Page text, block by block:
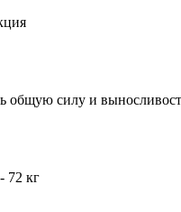
общую силу и
72 кг